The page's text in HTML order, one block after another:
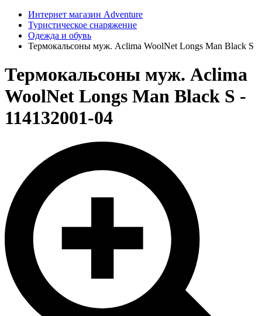
Интернет магазин Adventure
Туристическое снаряжение
Одежда и обувь
Термокальсоны муж. Aclima WoolNet Longs Man Black S
Термокальсоны муж. Aclima
WoolNet Longs Man Black S -
114132001-04